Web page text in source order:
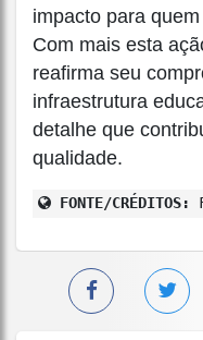
impacto para
Com mais esta
reafirma seu
infraestrutura
detalhe que
qualidade.
FONTE/CRÉDITOS: